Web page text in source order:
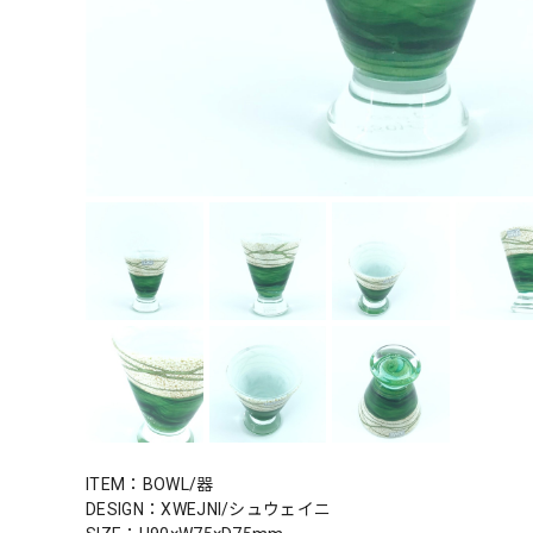
ITEM：BOWL/器
DESIGN：XWEJNI/シュウェイニ